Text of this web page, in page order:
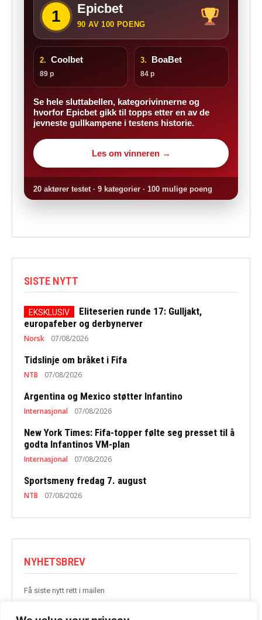
1 Epicbet
90 AV 100 POENG
2. Coolbet
89 p
3. BoaBet
84 p
Se hele sluttabellen, kategorivinnerne og
hvorfor Epicbet gikk til topps etter en av de
jevneste gullkampene i testens historie.
Les om vinneren →
20 aktører testet · 9 kategorier · 100 mulige poeng
SISTE NYTT
Eliteserien runde 17: Gulljakt,
europafeber og derbynerver
Norsk 07/08/2026
Tidslinje om bråket i Fifa
NTB 07/08/2026
Argentina og Mexico støtter Infantino
Internasjonal 07/08/2026
New York Times: Fifa-topper følte seg presset til å
godta Infantinos VM-plan
Internasjonal 07/08/2026
Sportsmeny fredag 7. august
NTB 07/08/2026
NYHETSBREV
Få siste nytt rett i mailen